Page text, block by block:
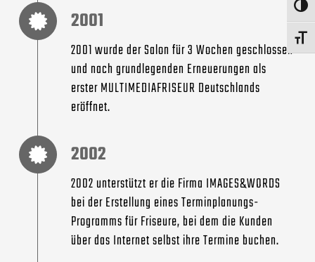
Schrift
2001
2001 wurde der Salon für 3 Wochen geschlossen
und nach grundlegenden Erneuerungen als
erster MULTIMEDIAFRISEUR Deutschlands
eröffnet.
2002
2002 unterstützt er die Firma IMAGES&WORDS
bei der Erstellung eines Terminplanungs-
Programms für Friseure, bei dem die Kunden
über das Internet selbst ihre Termine buchen.